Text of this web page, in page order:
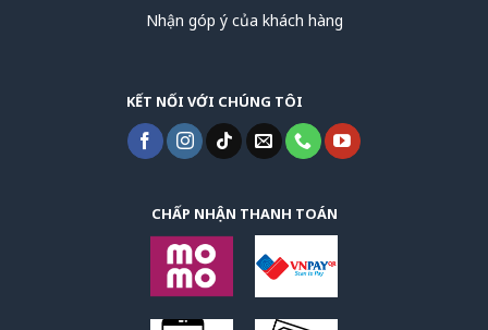
Nhận góp ý của khách hàng
KẾT NỐI VỚI CHÚNG TÔI
CHẤP NHẬN THANH TOÁN